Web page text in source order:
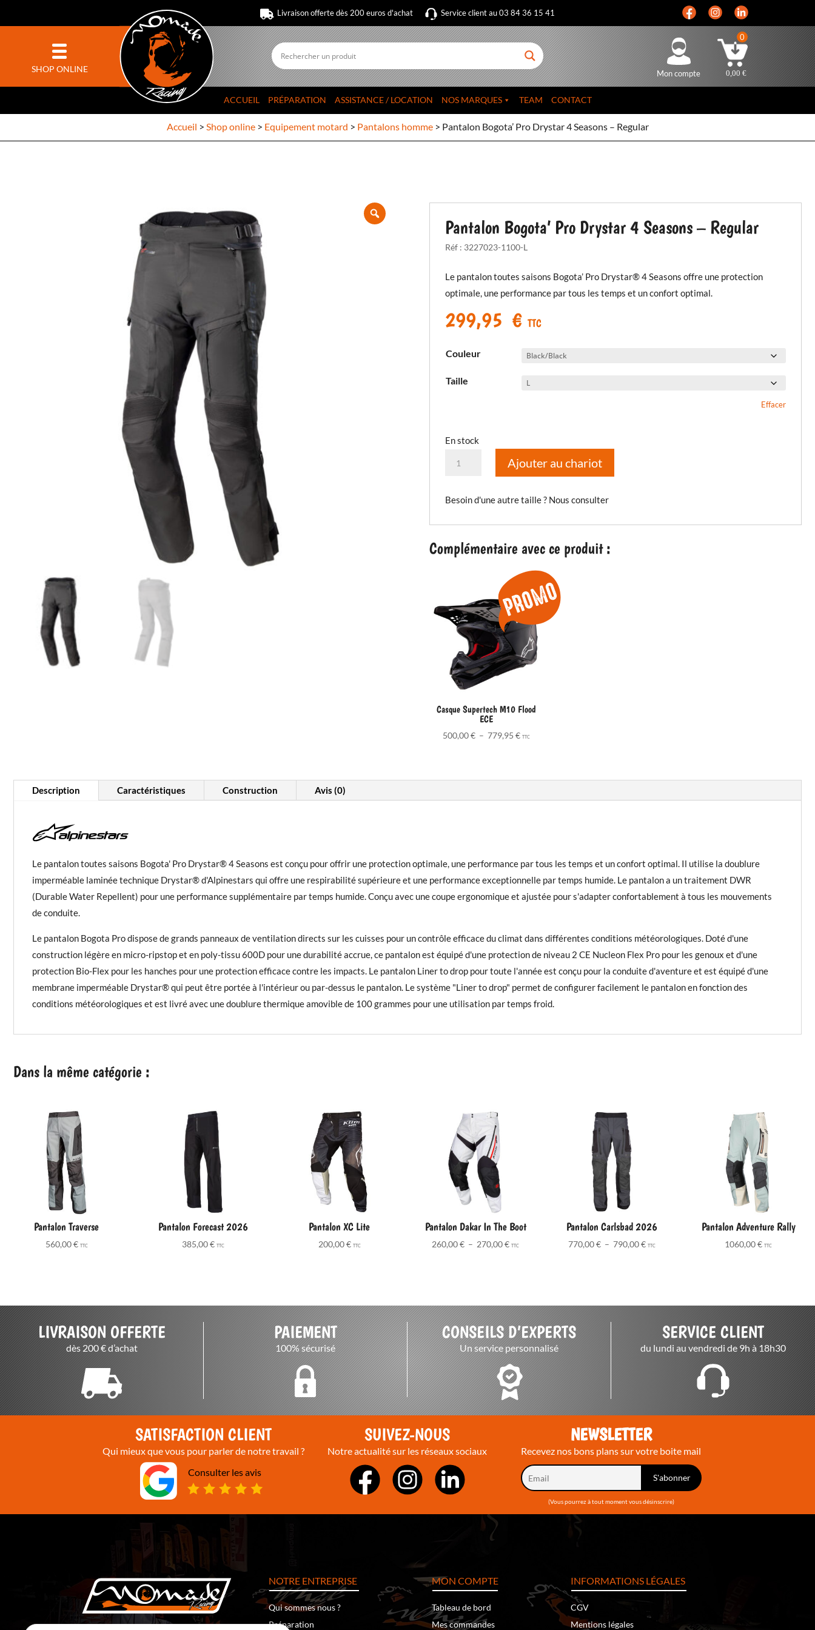
Livraison offerte dès 200 euros d'achat Service client au 03 84 36 15 41
SHOP ONLINE Mon compte
0
0,00 €
ACCUEIL PRÉPARATION ASSISTANCE / LOCATION NOS MARQUES TEAM CONTACT
Accueil > Shop online> Equipement motard > Pantalons homme> Pantalon Bogota’ Pro Drystar 4 Seasons – Regular
Pantalon Bogota’ Pro Drystar 4 Seasons – Regular
Réf : 3227023-1100-L
Le pantalon toutes saisons Bogota’ Pro Drystar® 4 Seasons offre une protection
optimale, une performance par tous les temps et un confort optimal.
299,95 € TTC
Couleur
Taille
Effacer
En stock
Bogota'
Pro
4
Regular
Ajouter au chariot
Besoin d'une autre taille ? Nous consulter
Complémentaire avec ce produit :
Casque Supertech M10 Flood
ECE
500,00€ – 779,95€Plage
779,95 €
TTC
Description Caractéristiques Construction Avis (0)
Le pantalon toutes saisons Bogota' Pro Drystar® 4 Seasons est conçu pour offrir une protection optimale, une performance par tous les temps et un confort optimal. Il utilise la doublure
imperméable laminée technique Drystar® d'Alpinestars qui offre une respirabilité supérieure et une performance exceptionnelle par temps humide. Le pantalon a un traitement DWR
(Durable Water Repellent) pour une performance supplémentaire par temps humide. Conçu avec une coupe ergonomique et ajustée pour s'adapter confortablement à tous les mouvements
de conduite.
Le pantalon Bogota Pro dispose de grands panneaux de ventilation directs sur les cuisses pour un contrôle efficace du climat dans différentes conditions météorologiques. Doté d'une
construction légère en micro-ripstop et en poly-tissu 600D pour une durabilité accrue, ce pantalon est équipé d'une protection de niveau 2 CE Nucleon Flex Pro pour les genoux et d'une
protection Bio-Flex pour les hanches pour une protection efficace contre les impacts. Le pantalon Liner to drop pour toute l'année est conçu pour la conduite d'aventure et est équipé d'une
membrane imperméable Drystar® qui peut être portée à l'intérieur ou par-dessus le pantalon. Le système "Liner to drop" permet de configurer facilement le pantalon en fonction des
conditions météorologiques et est livré avec une doublure thermique amovible de 100 grammes pour une utilisation par temps froid.
Dans la même catégorie :
Pantalon Traverse
560,00€ TTC
Pantalon Forecast 2026
385,00€ TTC
Pantalon XC Lite
200,00€ TTC
Pantalon Dakar In The Boot
260,00€ – 270,00€Plage
TTC
Pantalon Carlsbad 2026
770,00€ – 790,00€Plage
TTC
Pantalon Adventure Rally
1060,00€ TTC
LIVRAISON OFFERTE
dès 200 € d’achat
PAIEMENT
100% sécurisé
CONSEILS D’EXPERTS
Un service personnalisé
SERVICE CLIENT
du lundi au vendredi de 9h à 18h30
SATISFACTION CLIENT
Qui mieux que vous pour parler de notre travail ?
Consulter les avis
SUIVEZ-NOUS
Notre actualité sur les réseaux sociaux
NEWSLETTER
Recevez nos bons plans sur votre boite mail
(Vous pourrez à tout moment vous désinscrire)
5 Rte de Ronchamp
NOTRE ENTREPRISE
Qui sommes nous ?
Préparation
MON COMPTE
Tableau de bord
Mes commandes
INFORMATIONS LÉGALES
CGV
Mentions légales